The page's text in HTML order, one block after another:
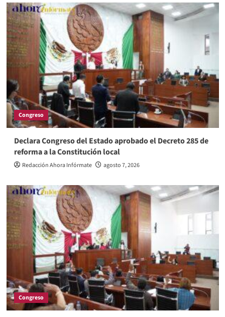
Congreso
Declara Congreso del Estado aprobado el Decreto 285 de
reforma a la Constitución local
Redacción Ahora Infórmate agosto 7, 2026
Congreso